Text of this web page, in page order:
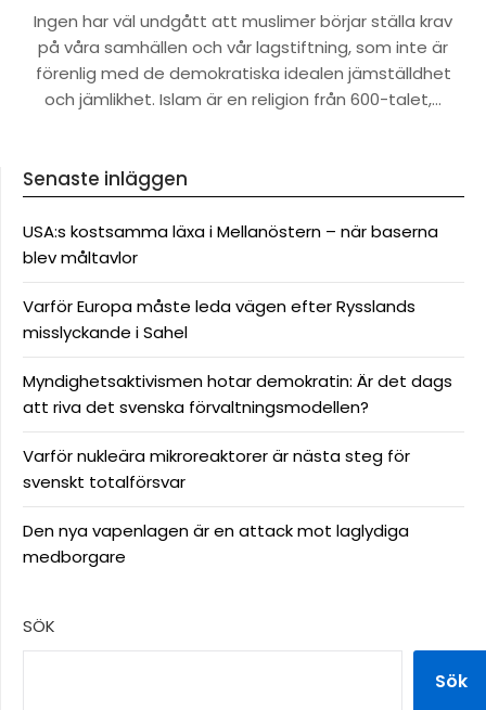
Ingen har väl undgått att muslimer börjar ställa krav
på våra samhällen och vår lagstiftning, som inte är
förenlig med de demokratiska idealen jämställdhet
och jämlikhet. Islam är en religion från 600-talet,…
Senaste inläggen
USA:s kostsamma läxa i Mellanöstern – när baserna
blev måltavlor
Varför Europa måste leda vägen efter Rysslands
misslyckande i Sahel
Myndighetsaktivismen hotar demokratin: Är det dags
att riva det svenska förvaltningsmodellen?
Varför nukleära mikroreaktorer är nästa steg för
svenskt totalförsvar
Den nya vapenlagen är en attack mot laglydiga
medborgare
SÖK
Sök